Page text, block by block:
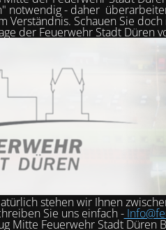
notwendig - daher
Verständnis. Schauen Sie
der Feuerwehr Stadt Düren
stehen wir Ihnen
Sie uns einfach -
Mitte Feuerwehr Stadt Düren